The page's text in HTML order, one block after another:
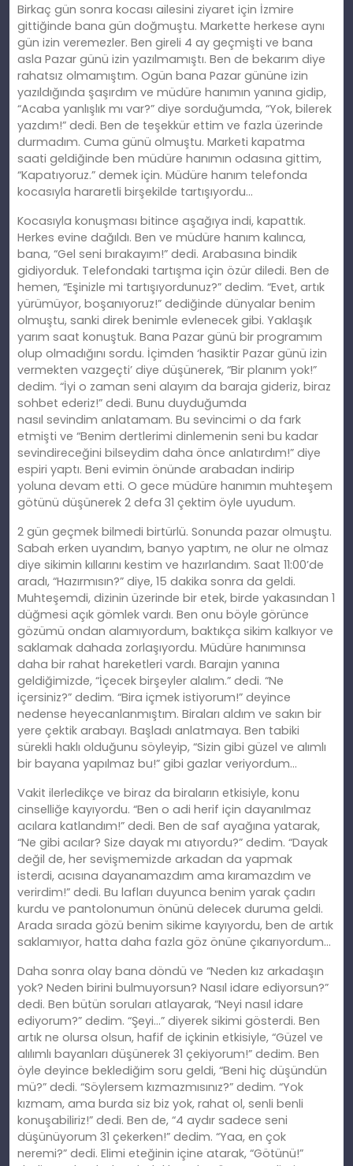
Birkaç gün sonra kocası ailesini ziyaret için İzmire
gittiğinde bana gün doğmuştu. Markette herkese aynı
gün izin veremezler. Ben gireli 4 ay geçmişti ve bana
asla Pazar günü izin yazılmamıştı. Ben de bekarım diye
rahatsız olmamıştım. Ogün bana Pazar gününe izin
yazıldığında şaşırdım ve müdüre hanımın yanına gidip,
“Acaba yanlışlık mı var?” diye sorduğumda, “Yok, bilerek
yazdım!” dedi. Ben de teşekkür ettim ve fazla üzerinde
durmadım. Cuma günü olmuştu. Marketi kapatma
saati geldiğinde ben müdüre hanımın odasına gittim,
“Kapatıyoruz.” demek için. Müdüre hanım telefonda
kocasıyla hararetli birşekilde tartışıyordu…
Kocasıyla konuşması bitince aşağıya indi, kapattık.
Herkes evine dağıldı. Ben ve müdüre hanım kalınca,
bana, “Gel seni bırakayım!” dedi. Arabasına bindik
gidiyorduk. Telefondaki tartışma için özür diledi. Ben de
hemen, “Eşinizle mi tartışıyordunuz?” dedim. “Evet, artık
yürümüyor, boşanıyoruz!” dediğinde dünyalar benim
olmuştu, sanki direk benimle evlenecek gibi. Yaklaşık
yarım saat konuştuk. Bana Pazar günü bir programım
olup olmadığını sordu. İçimden ‘hasiktir Pazar günü izin
vermekten vazgeçti’ diye düşünerek, “Bir planım yok!”
dedim. “İyi o zaman seni alayım da baraja gideriz, biraz
sohbet ederiz!” dedi. Bunu duyduğumda
nasıl sevindim anlatamam. Bu sevincimi o da fark
etmişti ve “Benim dertlerimi dinlemenin seni bu kadar
sevindireceğini bilseydim daha önce anlatırdım!” diye
espiri yaptı. Beni evimin önünde arabadan indirip
yoluna devam etti. O gece müdüre hanımın muhteşem
götünü düşünerek 2 defa 31 çektim öyle uyudum.
2 gün geçmek bilmedi birtürlü. Sonunda pazar olmuştu.
Sabah erken uyandım, banyo yaptım, ne olur ne olmaz
diye sikimin kıllarını kestim ve hazırlandım. Saat 11:00’de
aradı, “Hazırmısın?” diye, 15 dakika sonra da geldi.
Muhteşemdi, dizinin üzerinde bir etek, birde yakasından 1
düğmesi açık gömlek vardı. Ben onu böyle görünce
gözümü ondan alamıyordum, baktıkça sikim kalkıyor ve
saklamak dahada zorlaşıyordu. Müdüre hanımınsa
daha bir rahat hareketleri vardı. Barajın yanına
geldiğimizde, “İçecek birşeyler alalım.” dedi. “Ne
içersiniz?” dedim. “Bira içmek istiyorum!” deyince
nedense heyecanlanmıştım. Biraları aldım ve sakın bir
yere çektik arabayı. Başladı anlatmaya. Ben tabiki
sürekli haklı olduğunu söyleyip, “Sizin gibi güzel ve alımlı
bir bayana yapılmaz bu!” gibi gazlar veriyordum…
Vakit ilerledikçe ve biraz da biraların etkisiyle, konu
cinselliğe kayıyordu. “Ben o adi herif için dayanılmaz
acılara katlandım!” dedi. Ben de saf ayağına yatarak,
“Ne gibi acılar? Size dayak mı atıyordu?” dedim. “Dayak
değil de, her sevişmemizde arkadan da yapmak
isterdi, acısına dayanamazdım ama kıramazdım ve
verirdim!” dedi. Bu lafları duyunca benim yarak çadırı
kurdu ve pantolonumun önünü delecek duruma geldi.
Arada sırada gözü benim sikime kayıyordu, ben de artık
saklamıyor, hatta daha fazla göz önüne çıkarıyordum…
Daha sonra olay bana döndü ve “Neden kız arkadaşın
yok? Neden birini bulmuyorsun? Nasıl idare ediyorsun?”
dedi. Ben bütün soruları atlayarak, “Neyi nasıl idare
ediyorum?” dedim. “Şeyi…” diyerek sikimi gösterdi. Ben
artık ne olursa olsun, hafif de içkinin etkisiyle, “Güzel ve
alılımlı bayanları düşünerek 31 çekiyorum!” dedim. Ben
öyle deyince beklediğim soru geldi, “Beni hiç düşündün
mü?” dedi. “Söylersem kızmazmısınız?” dedim. “Yok
kızmam, ama burda siz biz yok, rahat ol, senli benli
konuşabiliriz!” dedi. Ben de, “4 aydır sadece seni
düşünüyorum 31 çekerken!” dedim. “Yaa, en çok
neremi?” dedi. Elimi eteğinin içine atarak, “Götünü!”